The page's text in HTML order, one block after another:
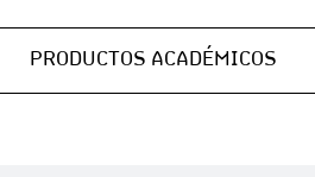
PRODUCTOS ACADÉMICOS